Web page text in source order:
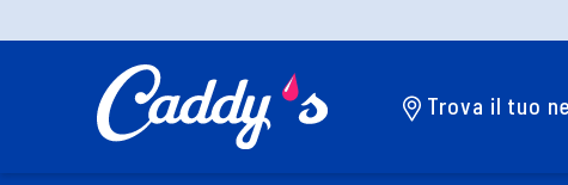
Trova il tuo